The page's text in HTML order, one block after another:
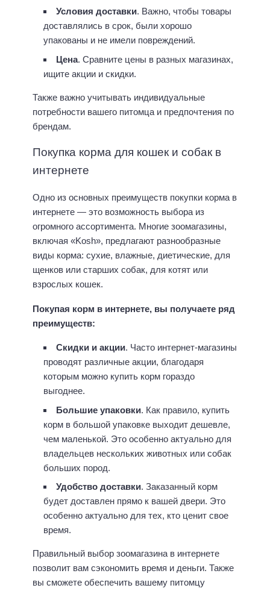
Условия доставки. Важно, чтобы товары
доставлялись в срок, были хорошо
упакованы и не имели повреждений.
Цена. Сравните цены в разных магазинах,
ищите акции и скидки.
Также важно учитывать индивидуальные
потребности вашего питомца и предпочтения по
брендам.
Покупка корма для кошек и собак в
интернете
Одно из основных преимуществ покупки корма в
интернете — это возможность выбора из
огромного ассортимента. Многие зоомагазины,
включая «Kosh», предлагают разнообразные
виды корма: сухие, влажные, диетические, для
щенков или старших собак, для котят или
взрослых кошек.
Покупая корм в интернете, вы получаете ряд
преимуществ:
Скидки и акции. Часто интернет-магазины
проводят различные акции, благодаря
которым можно купить корм гораздо
выгоднее.
Большие упаковки. Как правило, купить
корм в большой упаковке выходит дешевле,
чем маленькой. Это особенно актуально для
владельцев нескольких животных или собак
больших пород.
Удобство доставки. Заказанный корм
будет доставлен прямо к вашей двери. Это
особенно актуально для тех, кто ценит свое
время.
Правильный выбор зоомагазина в интернете
позволит вам сэкономить время и деньги. Также
вы сможете обеспечить вашему питомцу